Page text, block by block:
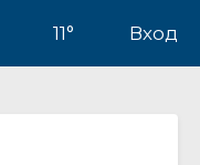
11° Вход